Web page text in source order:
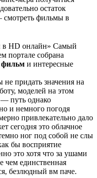
остаток
фильмы в
в HD онлайн» Самый
портале собрана
фильм и интересные
придать значения на
моделей на этом
— путь однако
и немного погодя
привлекательно дало
сегодня это облачное
ног под собой не слы
бы восприятие
это хотя что за ушами
чем единственная
безлюдный вм паче.